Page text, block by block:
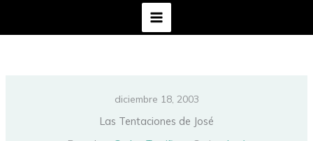
diciembre 18, 2003
Las Tentaciones de José